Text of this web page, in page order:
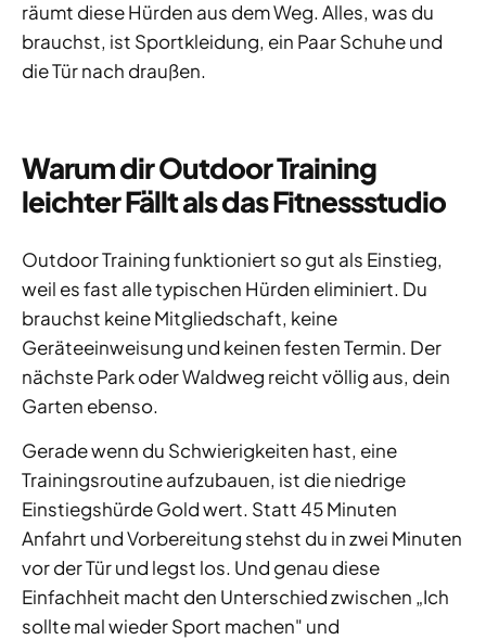
räumt diese Hürden aus dem Weg. Alles, was du
brauchst, ist Sportkleidung, ein Paar Schuhe und
die Tür nach draußen.
Warum dir Outdoor Training
leichter Fällt als das Fitnessstudio
Outdoor Training funktioniert so gut als Einstieg,
weil es fast alle typischen Hürden eliminiert. Du
brauchst keine Mitgliedschaft, keine
Geräteeinweisung und keinen festen Termin. Der
nächste Park oder Waldweg reicht völlig aus, dein
Garten ebenso.
Gerade wenn du Schwierigkeiten hast, eine
Trainingsroutine aufzubauen, ist die niedrige
Einstiegshürde Gold wert. Statt 45 Minuten
Anfahrt und Vorbereitung stehst du in zwei Minuten
vor der Tür und legst los. Und genau diese
Einfachheit macht den Unterschied zwischen „Ich
sollte mal wieder Sport machen" und